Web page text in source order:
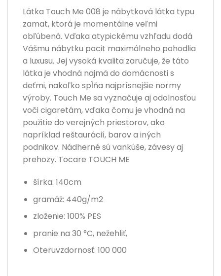
Látka Touch Me 008 je nábytková látka typu
zamat, ktorá je momentálne veľmi
obľúbená. Vďaka atypickému vzhľadu dodá
Vášmu nábytku pocit maximálneho pohodlia
a luxusu. Jej vysoká kvalita zaručuje, že táto
látka je vhodná najmä do domácnosti s
deťmi, nakoľko spĺňa najprísnejšie normy
výroby. Touch Me sa vyznačuje aj odolnosťou
voči cigaretám, vďaka čomu je vhodná na
použitie do verejných priestorov, ako
napríklad reštaurácií, barov a iných
podnikov. Nádherné sú vankúše, závesy aj
prehozy. Tocare TOUCH ME
šírka: 140cm
gramáž: 440g/m2
zloženie: 100% PES
pranie na 30 °C, nežehliť,
Oteruvzdornosť: 100 000